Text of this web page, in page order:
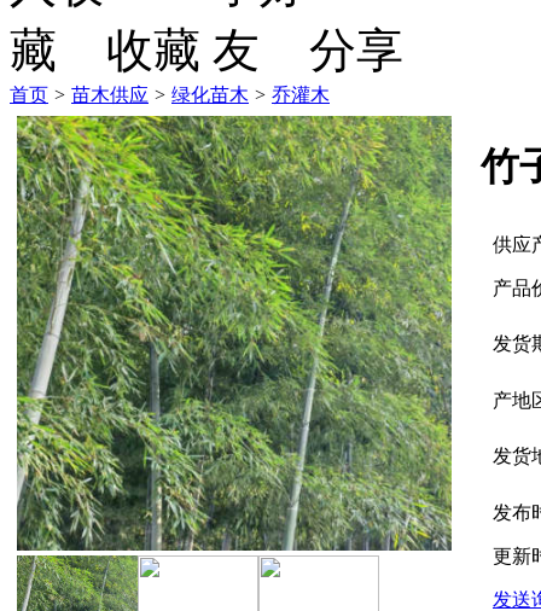
收藏 分享
首页 > 苗木供应 > 绿化苗木 > 乔灌木
竹
供应
产品
发货
产地
发货
发布
更新
发送